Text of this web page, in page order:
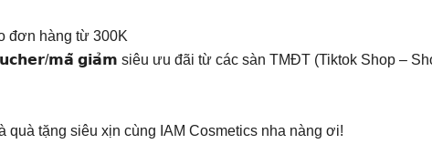
hàng từ 300K
𝗺𝗮̃ 𝗴𝗶𝗮̉𝗺 siêu ưu đãi từ các sàn TMĐT (Tiktok Shop –
tặng siêu xịn cùng IAM Cosmetics nha nàng ơi!